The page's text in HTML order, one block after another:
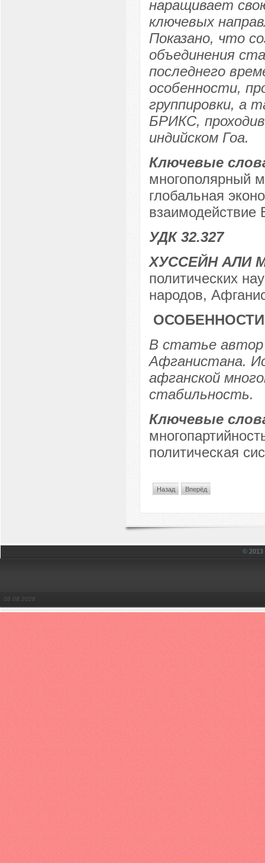
наращивает
ключевых
Показано, что
объединения
последнего
особенности,
группировки, а
БРИКС,
индийском Гоа.
Ключевые
многополярный
глобальная
УДК 32.327
ХУССЕЙН АЛИ
политических
народов,
В статье автор
Афганистана.
афганской
стабильность.
Ключевые
политическая
Назад Вперёд
©
08.08.2026